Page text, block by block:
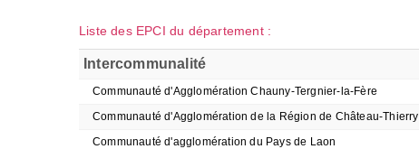
Liste des EPCI du département :
Intercommunalité
Communauté d'Agglomération Chauny-Tergnier-la-Fère
Communauté d'Agglomération de la Région de Château-Thierry
Communauté d'agglomération du Pays de Laon